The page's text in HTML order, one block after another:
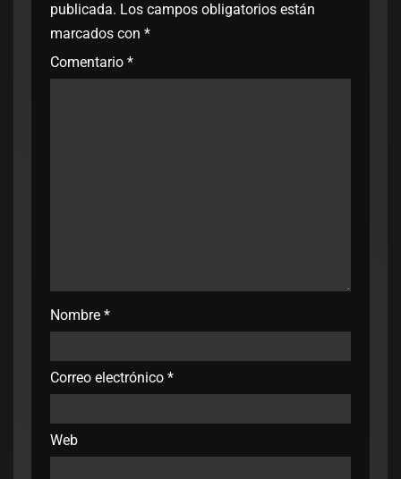
publicada. Los campos obligatorios están
marcados con *
Comentario *
Nombre *
Correo electrónico *
Web